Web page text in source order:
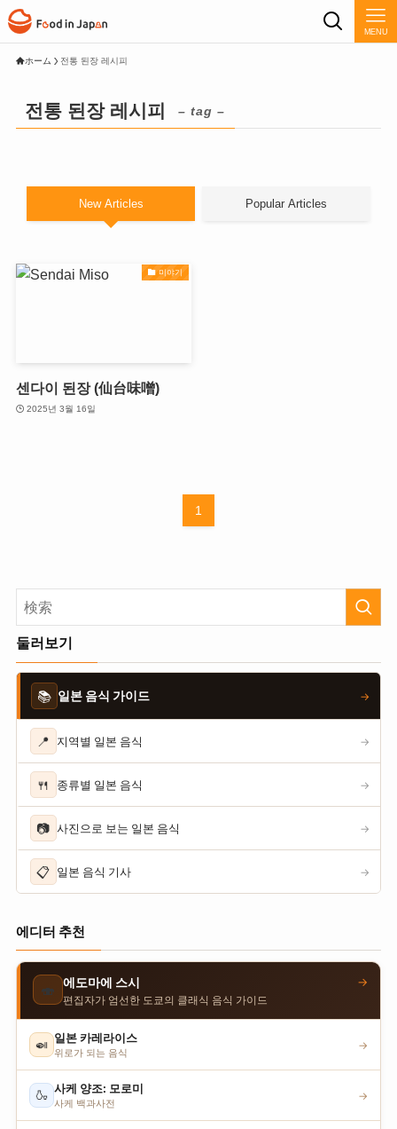
MENU
ホーム 전통 된장 레시피
전통 된장 레시피 – tag –
New Articles Popular Articles
미야기
센다이 된장 (仙台味噌)
2025년 3월 16일
1
둘러보기
📚 일본 음식 가이드 →
📍 지역별 일본 음식 →
🍴 종류별 일본 음식 →
📷 사진으로 보는 일본 음식 →
📋 일본 음식 기사 →
에디터 추천
🍣 에도마에 스시
편집자가 엄선한 도쿄의 클래식 음식 가이드
→
🍛 일본 카레라이스
위로가 되는 음식
→
🍶 사케 양조: 모로미
사케 백과사전
→